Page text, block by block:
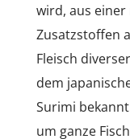
wird, aus
Zusatzstoffen
Fleisch
dem
Surimi
um ganze